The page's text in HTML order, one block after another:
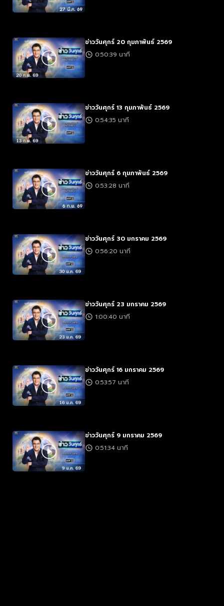
ข่าววันศุกร์ 20 กุมภาพันธ์ 2569
0:50:39 นาที
ข่าววันศุกร์ 13 กุมภาพันธ์ 2569
0:54:35 นาที
ข่าววันศุกร์ 6 กุมภาพันธ์ 2569
0:53:28 นาที
ข่าววันศุกร์ 30 มกราคม 2569
0:56:20 นาที
ข่าววันศุกร์ 23 มกราคม 2569
1:00:40 นาที
ข่าววันศุกร์ 16 มกราคม 2569
0:53:57 นาที
ข่าววันศุกร์ 9 มกราคม 2569
0:51:34 นาที